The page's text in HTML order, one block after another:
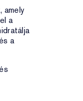
amely
a
a